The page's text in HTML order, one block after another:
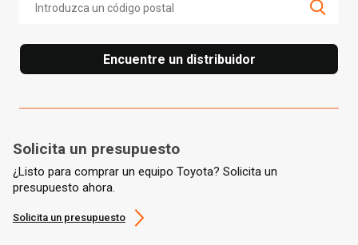
Encuentre un distribuidor
Solicita un presupuesto
¿Listo para comprar un equipo Toyota? Solicita un
presupuesto ahora.
Solicita un presupuesto